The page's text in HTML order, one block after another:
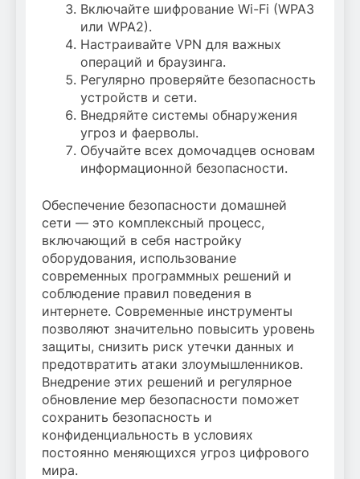
Включайте шифрование Wi-Fi (WPA3
или WPA2).
Настраивайте VPN для важных
операций и браузинга.
Регулярно проверяйте безопасность
устройств и сети.
Внедряйте системы обнаружения
угроз и фаерволы.
Обучайте всех домочадцев основам
информационной безопасности.
Обеспечение безопасности домашней
сети — это комплексный процесс,
включающий в себя настройку
оборудования, использование
современных программных решений и
соблюдение правил поведения в
интернете. Современные инструменты
позволяют значительно повысить уровень
защиты, снизить риск утечки данных и
предотвратить атаки злоумышленников.
Внедрение этих решений и регулярное
обновление мер безопасности поможет
сохранить безопасность и
конфиденциальность в условиях
постоянно меняющихся угроз цифрового
мира.